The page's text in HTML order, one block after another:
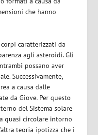
che hanno
caratterizzati da
agli asteroidi. Gli
possano aver
Successivamente,
a causa dalle
da Giove. Per questo
del Sistema solare
quasi circolare intorno
teoria ipotizza che i